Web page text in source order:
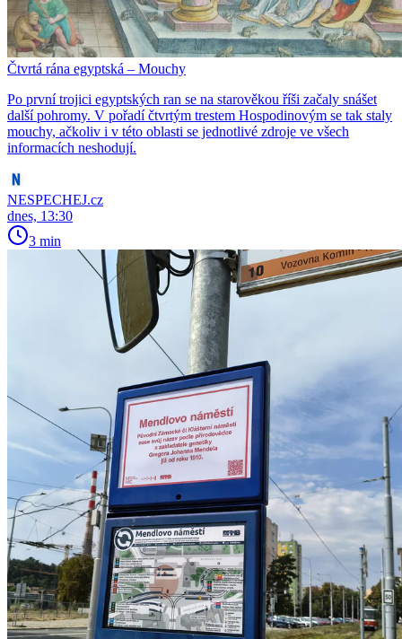
Čtvrtá rána egyptská – Mouchy
Po první trojici egyptských ran se na starověkou říši začaly snášet
další pohromy. V pořadí čtvrtým trestem Hospodinovým se tak staly
mouchy, ačkoliv i v této oblasti se jednotlivé zdroje ve všech
informacích neshodují.
NESPECHEJ.cz
dnes, 13:30
3 min